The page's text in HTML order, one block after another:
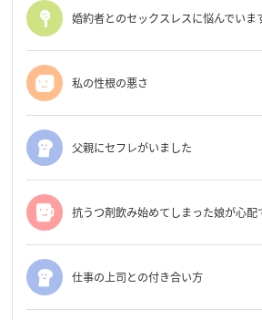
婚約者とのセックスレスに悩んでいま
私の性根の悪さ
父親にセフレがいました
抗うつ剤飲み始めてしまった娘が心配
仕事の上司との付き合い方